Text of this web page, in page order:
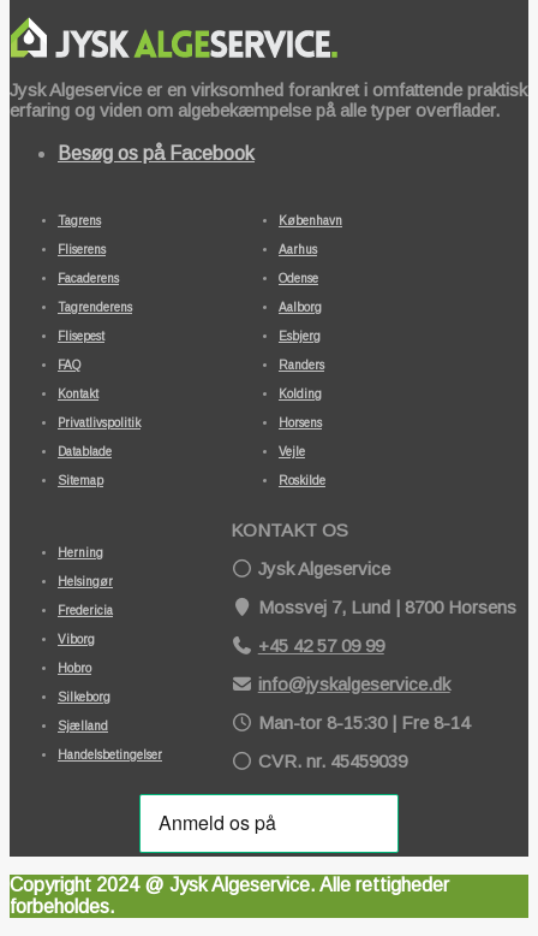
Jysk Algeservice er en virksomhed forankret i omfattende praktisk
erfaring og viden om algebekæmpelse på alle typer overflader.
Besøg os på Facebook
Tagrens
Fliserens
Facaderens
Tagrenderens
Flisepest
FAQ
Kontakt
Privatlivspolitik
Datablade
Sitemap
København
Aarhus
Odense
Aalborg
Esbjerg
Randers
Kolding
Horsens
Vejle
Roskilde
Herning
Helsingør
Fredericia
Viborg
Hobro
Silkeborg
Sjælland
Handelsbetingelser
KONTAKT OS
Jysk Algeservice
Mossvej 7, Lund | 8700 Horsens
+45 42 57 09 99
info@jyskalgeservice.dk
Man-tor 8-15:30 | Fre 8-14
CVR. nr. 45459039
Copyright 2024 @ Jysk Algeservice. Alle rettigheder
forbeholdes.